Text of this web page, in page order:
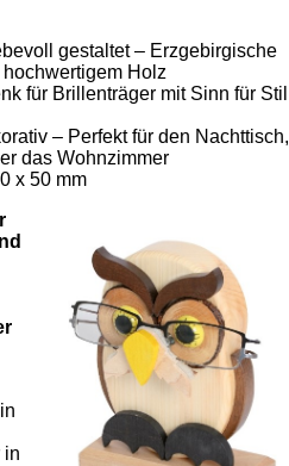
gestaltet – Erzgebirgische
Holz
für Brillenträger mit Sinn für Stil
– Perfekt für den Nachttisch,
das Wohnzimmer
x 50 mm
in